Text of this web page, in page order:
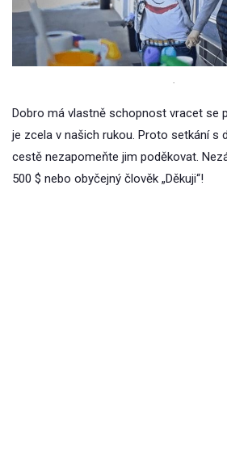
.
Dobro má vlastně schopnost vracet se
je zcela v našich rukou. Proto setkání s
cestě nezapomeňte jim poděkovat.
500 $ nebo obyčejný člověk „Děkuji“!